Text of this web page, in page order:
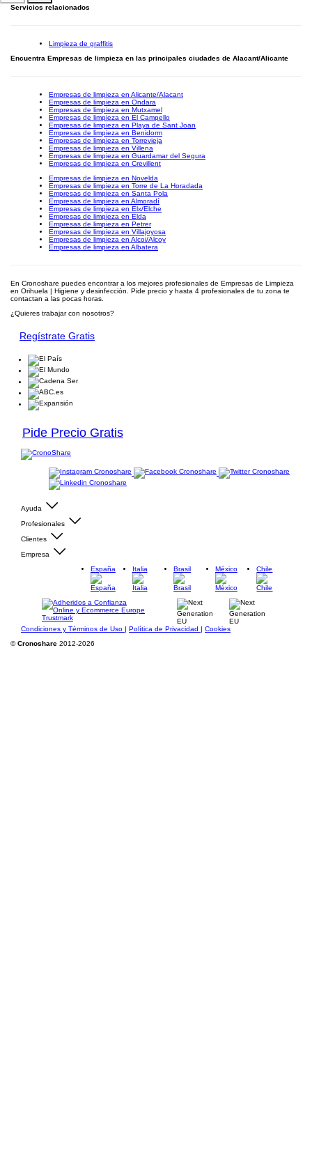
Servicios relacionados
Limpieza de graffitis
Encuentra Empresas de limpieza en las principales ciudades de Alacant/Alicante
Empresas de limpieza en Alicante/Alacant
Empresas de limpieza en Ondara
Empresas de limpieza en Mutxamel
Empresas de limpieza en El Campello
Empresas de limpieza en Playa de Sant Joan
Empresas de limpieza en Benidorm
Empresas de limpieza en Torrevieja
Empresas de limpieza en Villena
Empresas de limpieza en Guardamar del Segura
Empresas de limpieza en Crevillent
Empresas de limpieza en Novelda
Empresas de limpieza en Torre de La Horadada
Empresas de limpieza en Santa Pola
Empresas de limpieza en Almoradí
Empresas de limpieza en Elx/Elche
Empresas de limpieza en Elda
Empresas de limpieza en Petrer
Empresas de limpieza en Villajoyosa
Empresas de limpieza en Alcoi/Alcoy
Empresas de limpieza en Albatera
En Cronoshare puedes encontrar a los mejores profesionales de Empresas de Limpieza
en Orihuela | Higiene y desinfección. Pide precio y hasta 4 profesionales de tu zona te
contactan a las pocas horas.
¿Quieres trabajar con nosotros?
Regístrate Gratis
Pide Precio Gratis
Ayuda
Profesionales
Clientes
Empresa
España
Italia Brasil México Chile
Condiciones y Términos de Uso | Política de Privacidad | Cookies
©Cronoshare 2012-2026